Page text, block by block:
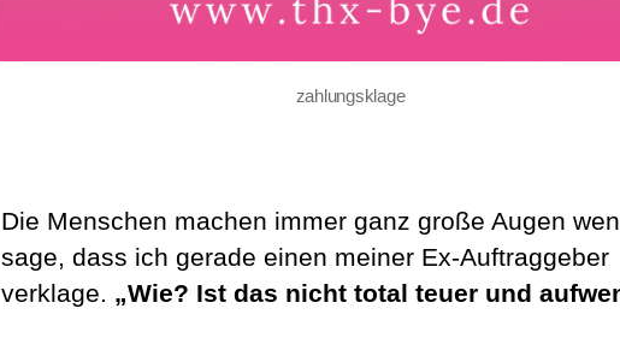
zahlungsklage
Die Menschen machen immer ganz große Augen
sage, dass ich gerade einen meiner Ex-Auftraggeber
verklage. „Wie? Ist das nicht total teuer und